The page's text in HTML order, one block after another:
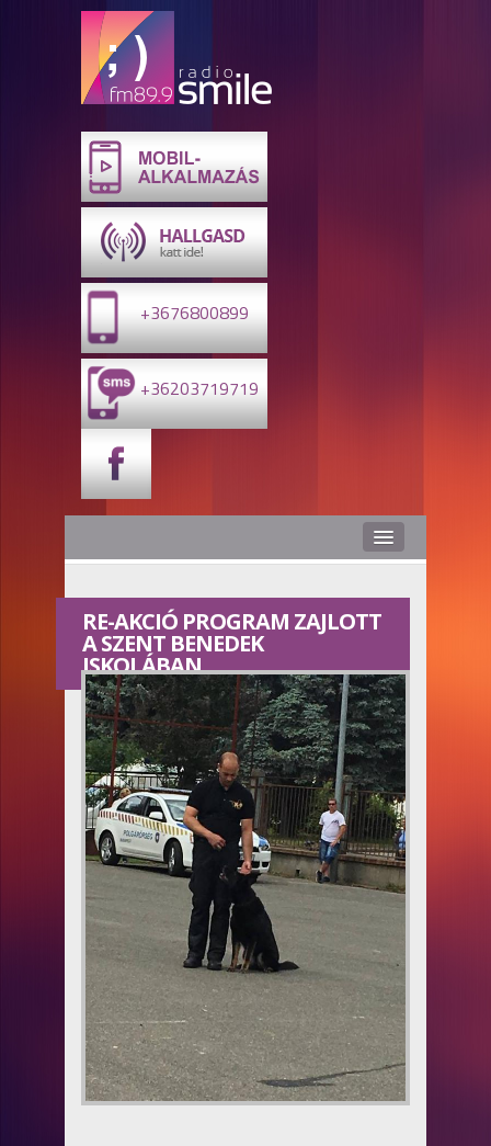
+3676800899
+36203719719
Rólunk
Médiaajánlat
Stáb
Kapcsolat
Hasznos
Smile TV
RE-AKCIÓ PROGRAM ZAJLOTT
A SZENT BENEDEK
ISKOLÁBAN